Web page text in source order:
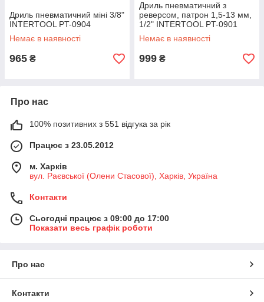
Дриль пневматичний міні 3/8"
INTERTOOL PT-0904
Немає в наявності
965 ₴
Дриль пневматичний з
реверсом, патрон 1,5-13 мм,
1/2" INTERTOOL PT-0901
Немає в наявності
999 ₴
Про нас
100% позитивних з 551 відгука за рік
Працює з 23.05.2012
м. Харків
вул. Раєвської (Олени Стасової), Харків, Україна
Контакти
Сьогодні працює з 09:00 до 17:00
Показати весь графік роботи
Про нас
Контакти